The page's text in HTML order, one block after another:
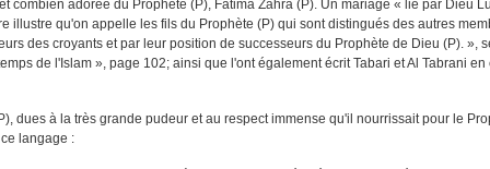
combien adorée du Prophète (P), Fatimâ Zahra (P). Un mariage « lié par Dieu
illustre qu'on appelle les fils du Prophète (P) qui sont distingués des autres
des croyants et par leur position de successeurs du Prophète de Dieu (P). »,
de l'Islam », page 102; ainsi que l'ont également écrit Tabari et Al Tabrani en
dues à la très grande pudeur et au respect immense qu'il nourrissait pour le
langage :